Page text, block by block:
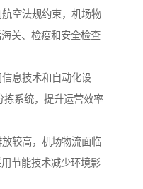
空法规约束，机场物
关、检疫和安全检查
息技术和自动化设
拣系统，提升运营效率
较高，机场物流面临
节能技术减少环境影